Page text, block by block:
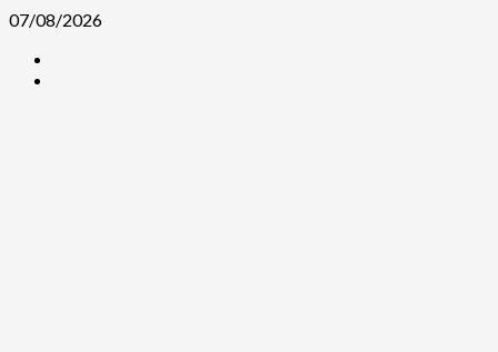
Skip
content
07/08/2026